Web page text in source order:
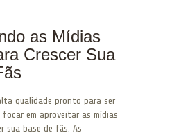
as Mídias
Crescer Sua
qualidade pronto para ser
em aproveitar as mídias
sua base de fãs. As